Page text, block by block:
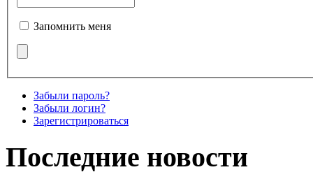
Запомнить меня
Забыли пароль?
Забыли логин?
Зарегистрироваться
Последние новости